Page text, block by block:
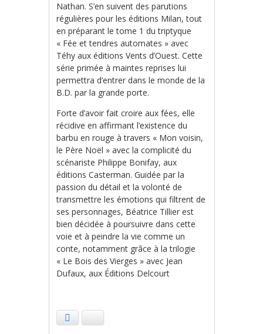
Nathan. S’en suivent des parutions
régulières pour les éditions Milan, tout
en préparant le tome 1 du triptyque
« Fée et tendres automates » avec
Téhy aux éditions Vents d’Ouest. Cette
série primée à maintes reprises lui
permettra d’entrer dans le monde de la
B.D. par la grande porte.
Forte d’avoir fait croire aux fées, elle
récidive en affirmant l’existence du
barbu en rouge à travers « Mon voisin,
le Père Noël » avec la complicité du
scénariste Philippe Bonifay, aux
éditions Casterman. Guidée par la
passion du détail et la volonté de
transmettre les émotions qui filtrent de
ses personnages, Béatrice Tillier est
bien décidée à poursuivre dans cette
voie et à peindre la vie comme un
conte, notamment grâce à la trilogie
« Le Bois des Vierges » avec Jean
Dufaux, aux Éditions Delcourt